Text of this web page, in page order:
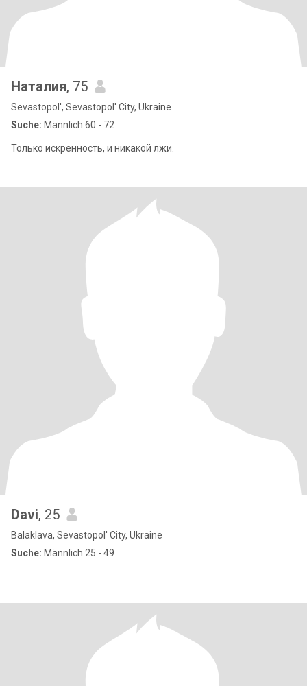
Наталия, 75
Sevastopol', Sevastopol' City, Ukraine
Suche: Männlich 60 - 72
Только искренность, и никакой лжи.
Davi, 25
Balaklava, Sevastopol' City, Ukraine
Suche: Männlich 25 - 49